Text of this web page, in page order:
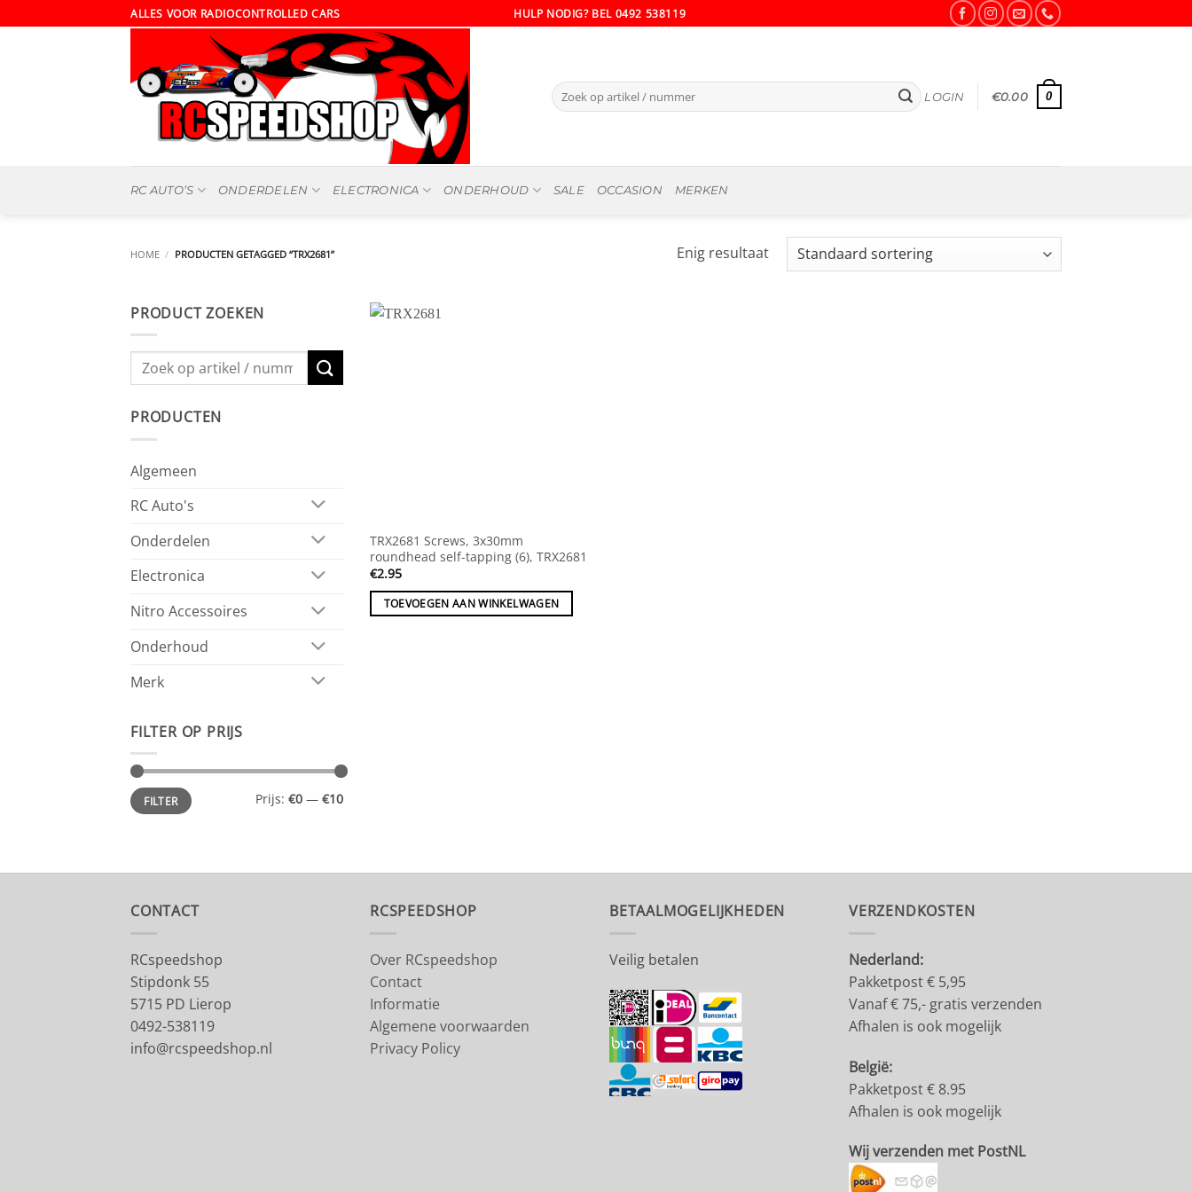
naar
ALLES VOOR RADIOCONTROLLED CARS HULP NODIG? BEL 0492 538119
Zoeken
naar:
LOGIN €0.00 0
RC AUTO’S ONDERDELEN ELECTRONICA ONDERHOUD SALE OCCASION MERKEN
HOME / PRODUCTEN GETAGGED “TRX2681” Enig resultaat
PRODUCT ZOEKEN
Zoeken
naar:
PRODUCTEN
Algemeen
RC Auto's
Onderdelen
Electronica
Nitro Accessoires
Onderhoud
Merk
FILTER OP PRIJS
Min.
prijs
Max.
prijsFILTER Prijs: €0 — €10
TRX2681 Screws, 3x30mm
roundhead self-tapping (6), TRX2681
€2.95
TOEVOEGEN AAN WINKELWAGEN
CONTACT
RCspeedshop
Stipdonk 55
5715 PD Lierop
0492-538119
info@rcspeedshop.nl
RCSPEEDSHOP
Over RCspeedshop
Contact
Informatie
Algemene voorwaarden
Privacy Policy
BETAALMOGELIJKHEDEN
Veilig betalen
VERZENDKOSTEN
Nederland:
Pakketpost € 5,95
Vanaf € 75,- gratis verzenden
Afhalen is ook mogelijk
België:
Pakketpost € 8.95
Afhalen is ook mogelijk
Wij verzenden met PostNL